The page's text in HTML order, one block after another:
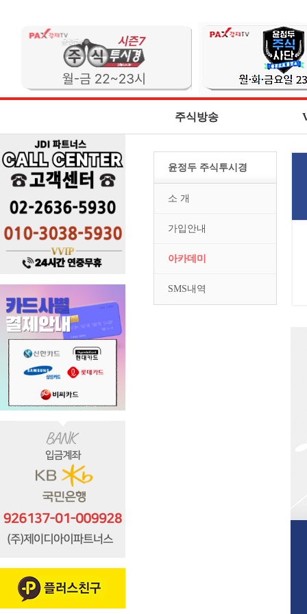
주식방송
윤정두 주식투시경
소 개
가입안내
아카데미
SMS내역